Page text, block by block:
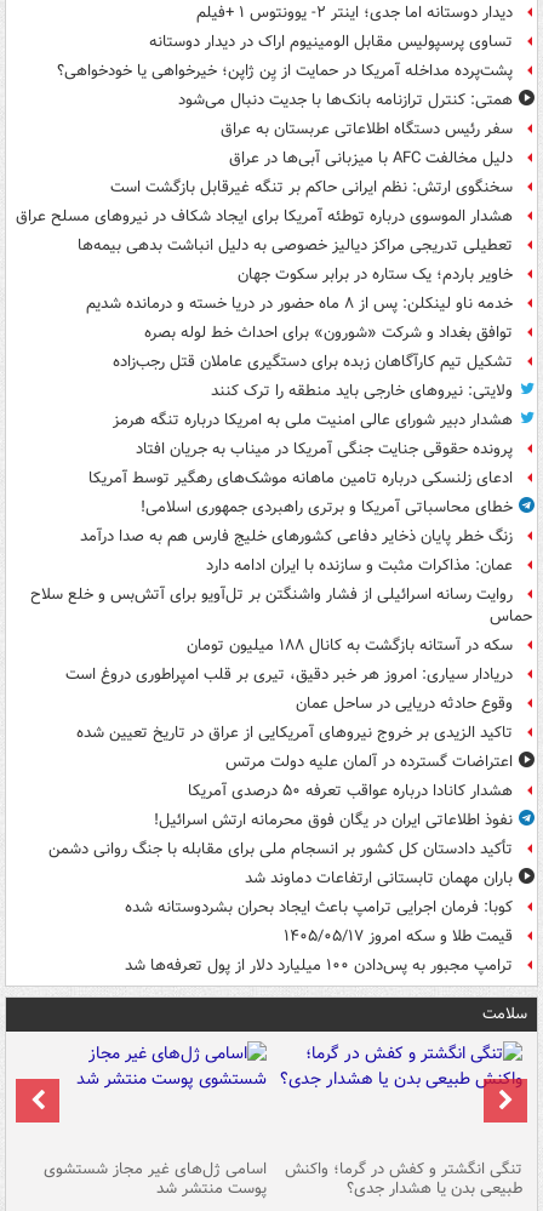
دیدار دوستانه اما جدی؛ اینتر ۲- یوونتوس ۱ +فیلم
تساوی پرسپولیس مقابل الومینیوم اراک در دیدار دوستانه
پشت‌پرده مداخله آمریکا در حمایت از یِن ژاپن؛ خیرخواهی یا خودخواهی؟
همتی: کنترل ترازنامه بانک‌ها با جدیت دنبال می‌شود
سفر رئیس دستگاه اطلاعاتی عربستان به عراق
دلیل مخالفت AFC با میزبانی آبی‌ها در عراق
سخنگوی ارتش: نظم ایرانی حاکم بر تنگه غیرقابل بازگشت است
هشدار الموسوی درباره توطئه آمریکا برای ایجاد شکاف در نیروهای مسلح عراق
تعطیلی تدریجی مراکز دیالیز خصوصی به دلیل انباشت بدهی بیمه‌ها
خاویر باردم؛ یک ستاره در برابر سکوت جهان
خدمه ناو لینکلن: پس از ۸ ماه حضور در دریا خسته و درمانده‌ شدیم
توافق بغداد و شرکت «شورون» برای احداث خط لوله بصره
تشکیل تیم کارآگاهان زبده برای دستگیری عاملان قتل رجب‌زاده
ولایتی: نیروهای خارجی باید منطقه را ترک کنند
هشدار دبیر شورای عالی امنیت ملی به امریکا درباره تنگه هرمز
پرونده حقوقی جنایت جنگی آمریکا در میناب به جریان افتاد
ادعای زلنسکی درباره تامین ماهانه موشک‌های رهگیر توسط آمریکا
خطای محاسباتی آمریکا و برتری راهبردی جمهوری اسلامی!
زنگ خطر پایان ذخایر دفاعی کشورهای خلیج فارس هم به صدا درآمد
عمان: مذاکرات مثبت و سازنده با ایران ادامه دارد
روایت رسانه اسرائیلی از فشار واشنگتن بر تل‌آویو برای آتش‌بس و خلع سلاح
حماس
سکه در آستانه بازگشت به کانال ۱۸۸ میلیون تومان
دریادار سیاری: امروز هر خبر دقیق، تیری بر قلب امپراطوری دروغ است
وقوع حادثه دریایی در ساحل عمان
تاکید الزیدی بر خروج نیروهای آمریکایی از عراق در تاریخ تعیین شده
اعتراضات گسترده در آلمان علیه دولت مرتس
هشدار کانادا درباره عواقب تعرفه ۵۰ درصدی آمریکا
نفوذ اطلاعاتی ایران در یگان فوق محرمانه ارتش اسرائیل!
تأکید دادستان کل کشور بر انسجام ملی برای مقابله با جنگ روانی دشمن
باران مهمان تابستانی ارتفاعات دماوند شد
کوبا: فرمان اجرایی ترامپ باعث ایجاد بحران بشردوستانه شده
قیمت طلا و سکه امروز ۱۴۰۵/۰۵/۱۷
ترامپ مجبور به پس‌دادن ۱۰۰ میلیارد دلار از پول تعرفه‌ها شد
سلامت
تنگی انگشتر و کفش در گرما؛ واکنش
طبیعی بدن یا هشدار جدی؟
اسامی ژل‌های غیر مجاز شستشوی
پوست منتشر شد